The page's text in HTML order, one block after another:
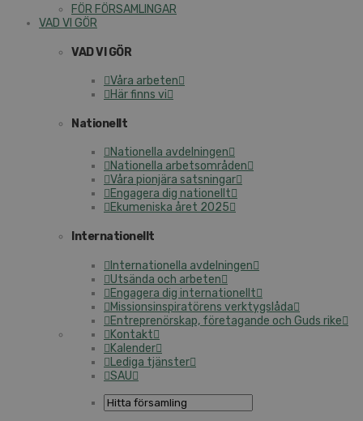
FÖR FÖRSAMLINGAR
VAD VI GÖR
VAD VI GÖR
Våra arbeten
Här finns vi
Nationellt
Nationella avdelningen
Nationella arbetsområden
Våra pionjära satsningar
Engagera dig nationellt
Ekumeniska året 2025
Internationellt
Internationella avdelningen
Utsända och arbeten
Engagera dig internationellt
Missionsinspiratörens verktygslåda
Entreprenörskap, företagande och Guds rike
Kontakt
Kalender
Lediga tjänster
SAU